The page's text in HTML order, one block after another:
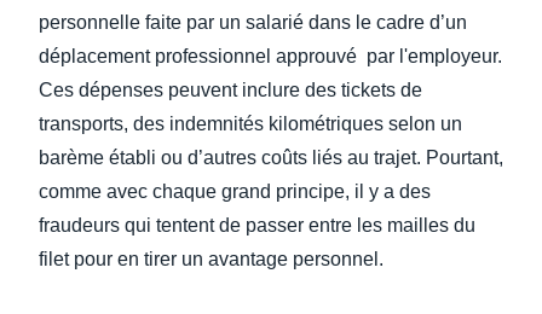
Norway (English)
L’EXPÉRIENCE EMPLOYÉ
personnelle faite par un salarié dans le cadre d’un
déplacement professionnel approuvé par l'employeur.
Ces dépenses peuvent inclure des tickets de
transports, des indemnités kilométriques selon un
barème établi ou d’autres coûts liés au trajet. Pourtant,
comme avec chaque grand principe, il y a des
fraudeurs qui tentent de passer entre les mailles du
filet pour en tirer un avantage personnel.